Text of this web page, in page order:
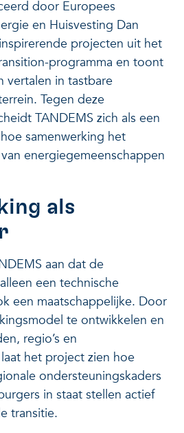
Veerkrachtige ecosystemen
Een gezonde leefomgeving
door Europees
en Huisvesting Dan
projecten uit het
programma en toont
vertalen in tastbare
Tegen deze
TANDEMS zich als een
samenwerking het
energiegemeenschappen
als
aan dat de
een technische
een maatschappelijke. Door
te ontwikkelen en
regio’s en
het project zien hoe
ondersteuningskaders
in staat stellen actief
transitie.